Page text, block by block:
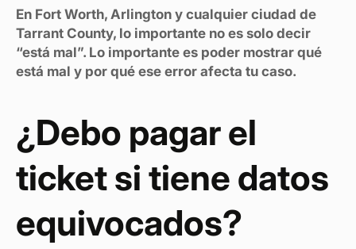
En Fort Worth, Arlington y cualquier ciudad de
Tarrant County, lo importante no es solo decir
“está mal”. Lo importante es poder mostrar qué
está mal y por qué ese error afecta tu caso.
¿Debo pagar el
ticket si tiene datos
equivocados?